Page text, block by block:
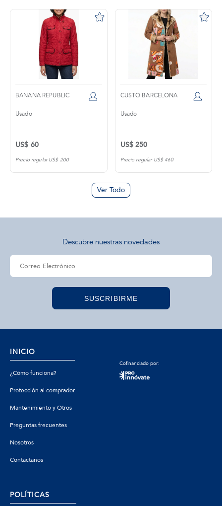
BANANA REPUBLIC
Usado
US$ 60
Precio regular US$ 200
CUSTO BARCELONA
Usado
US$ 250
Precio regular US$ 460
Ver Todo
Descubre nuestras novedades
SUSCRIBIRME
INICIO
¿Cómo funciona?
Protección al comprador
Mantenimiento y Otros
Preguntas frecuentes
Nosotros
Contáctanos
Cofinanciado por:
POLÍTICAS